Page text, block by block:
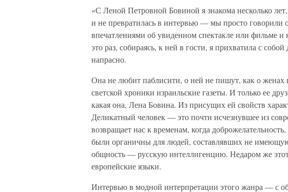
«С Леной Петровной Бовиной я знакома несколько
и не превратилась в интервью — мы просто говорили
впечатлениями об увиденном спектакле или фильме и
это раз, собираясь, к ней в гости, я прихватила с
напрасно.
Она не любит паблисити, о ней не пишут, как о женах
светской хроники израильские газеты. И только ее
какая она, Лена Бовина. Из присущих ей свойств
Деликатный человек — это почти исчезнувшее из
возвращает нас к временам, когда
были органичны для людей, составлявших не
общность — русскую интеллигенцию. Недаром же
европейские языки.
Интервью в модной интерпретации этого жанра — с